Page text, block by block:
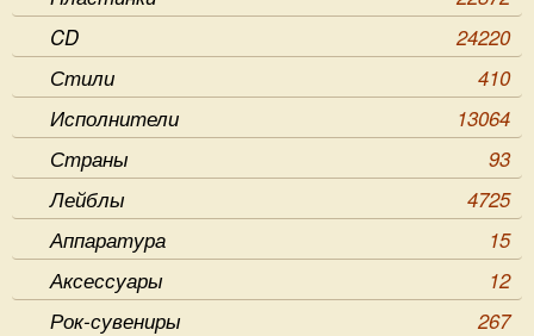
CD
24220
Стили
410
Исполнители
13064
Страны
93
Лейблы
4725
Аппаратура
15
Аксессуары
12
Рок-сувениры
267